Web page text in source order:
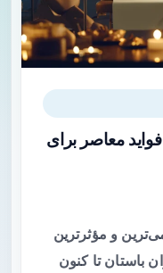
معاصر برای
و مؤثرترین
باستان تا کنون